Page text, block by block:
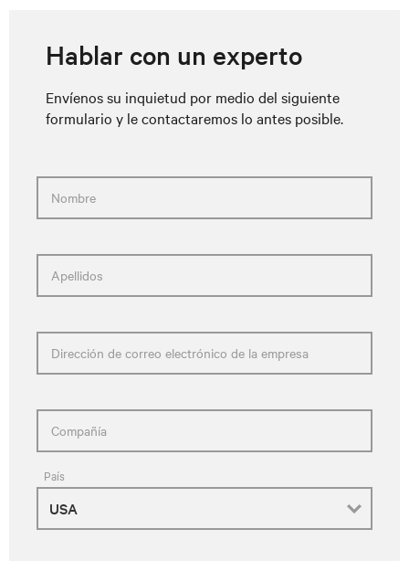
Hablar con un experto
Envíenos su inquietud por medio del siguiente
formulario y le contactaremos lo antes posible.
Nombre
Apellidos
Dirección de correo electrónico de la empresa
Compañía
País